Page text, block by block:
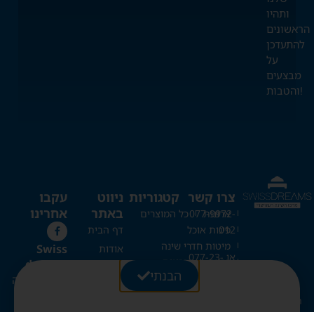
ותהיו
הראשונים
להתעדכן
על
מבצעים
והטבות!
צרו קשר
077-9972-
012
או 077-23-
Swissdreams1@gmail.com
קטגוריות
כל המוצרים
ארונות
פינות אוכל
מיטות חדרי שינה
מזרונים
כריות
ספות נפתחות
מיטות קומותיים
ניווט
באתר
דף הבית
אודות
כל המוצרים
בלוג
עקבו
אחרינו
Swiss
dreams
מרכז השינה
הבנתי